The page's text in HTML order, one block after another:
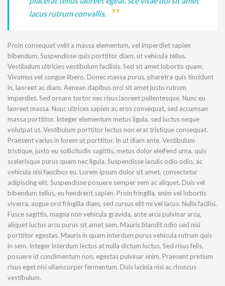
lacus rutrum convallis.
Proin consequat velit a massa elementum, vel imperdiet sapien
bibendum. Suspendisse quis porttitor diam, ut vehicula tellus.
Vestibulum ultricies vestibulum facilisis. Sed sit amet lobortis quam.
Vivamus vel congue libero. Donec massa purus, pharetra quis tincidunt
in, laoreet ac diam. Aenean dapibus orci sit amet justo rutrum
imperdiet. Sed ornare tortor nec risus laoreet pellentesque. Nunc eu
laoreet massa. Nunc ultrices sapien ac eros consequat, sed accumsan
massa porttitor. Integer elementum metus ligula, sed luctus neque
volutpat ut. Vestibulum porttitor lectus non erat tristique consequat.
Praesent varius in lorem ut porttitor. In ut diam ante. Vestibulum
tristique, justo eu sollicitudin sagittis, metus dolor eleifend urna, quis
scelerisque purus quam nec ligula. Suspendisse iaculis odio odio, ac
vehicula nisi faucibus eu. Lorem ipsum dolor sit amet, consectetur
adipiscing elit. Suspendisse posuere semper sem ac aliquet. Duis vel
bibendum tellus, eu hendrerit sapien. Proin fringilla, enim vel lobortis
viverra, augue orci fringilla diam, sed cursus elit mi vel lacus. Nulla facilisi.
Fusce sagittis, magna non vehicula gravida, ante arcu pulvinar arcu,
aliquet luctus arcu purus sit amet sem. Mauris blandit odio sed nisi
porttitor egestas. Mauris in quam interdum purus vehicula rutrum quis
in sem. Integer interdum lectus at nulla dictum luctus. Sed risus felis,
posuere id condimentum non, egestas pulvinar enim. Praesent pretium
risus eget nisi ullamcorper fermentum. Duis lacinia nisi ac rhoncus
vestibulum.